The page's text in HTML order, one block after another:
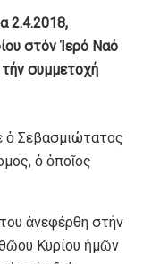
2.4.2018,
στόν Ἱερό Ναό
συμμετοχή
ὁ Σεβασμιώτατος
ὁ ὁποῖος
ἀνεφέρθη στήν
Κυρίου ἡμῶν